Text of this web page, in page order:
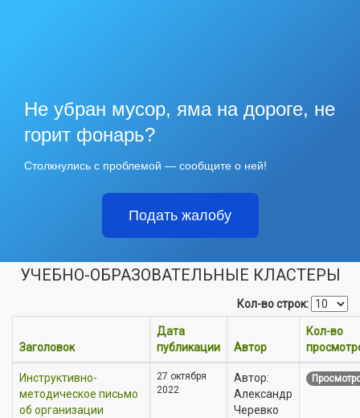
Не убран мусор, яма на дороге, не
горит фонарь?
Столкнулись с проблемой — сообщите о ней!
Подать жалобу
УЧЕБНО-ОБРАЗОВАТЕЛЬНЫЕ КЛАСТЕРЫ
Кол-во строк:
Заголовок
Дата
публикации
Автор
Кол-во
Инструктивно-
методическое письмо
об организации
27 октября
2022
Автор:
Александр
Черевко